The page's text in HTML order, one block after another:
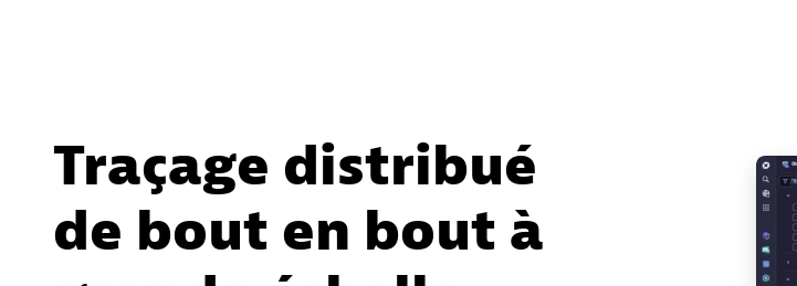
Traçage distribué
de bout en bout à